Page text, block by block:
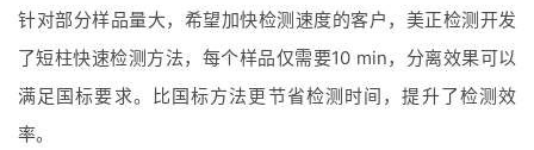
针对部分样品量大，希望加快检测速度的客户，美正检测开发
了短柱快速检测方法，每个样品仅需要10 min，分离效果可以
满足国标要求。
比国标方法更节省检测时间 ，提升了检测效
率。